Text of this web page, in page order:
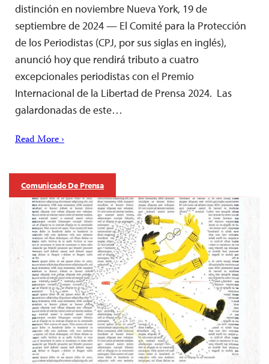
distinción en noviembre Nueva York, 19 de
septiembre de 2024 — El Comité para la Protección
de los Periodistas (CPJ, por sus siglas en inglés),
anunció hoy que rendirá tributo a cuatro
excepcionales periodistas con el Premio
Internacional de la Libertad de Prensa 2024. Las
galardonadas de este…
Read More ›
Comunicado De Prensa